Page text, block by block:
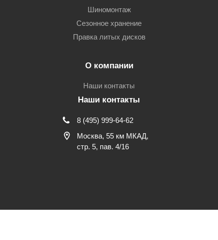
Шиномонтаж
Сезонное хранение
Правка литых дисков
О компании
Наши контакты
Наши контакты
8 (495) 999-64-62
Москва, 55 км МКАД,
стр. 5, пав. 4/16